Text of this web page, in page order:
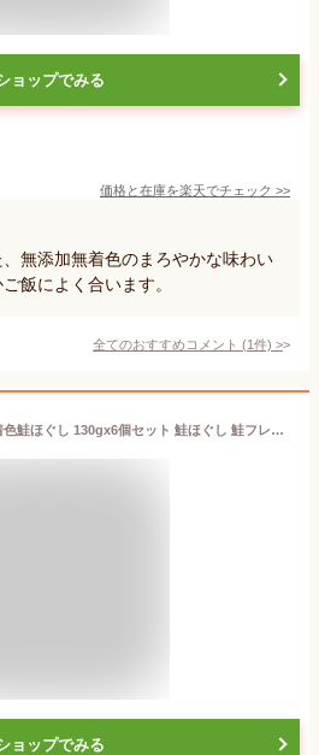
ョップでみる
価格と在庫を楽天でチェック >>
無添加無着色のまろやかな味わい
飯によく合います。
全てのおすすめコメント (1件) >
送料無料 無添加・無着色鮭ほぐし 130gx6個セット 鮭ほぐし 鮭フレーク フレーク ご飯のお供 おかず おにぎり 弁当
ョップでみる